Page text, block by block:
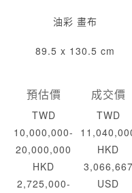
油彩 畫布
89.5 x 130.5 cm
預估價
TWD
10,000,000-
20,000,000
HKD
2,725,000-
成交價
TWD
HKD
USD